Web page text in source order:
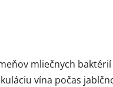
mliečnych
vína počas